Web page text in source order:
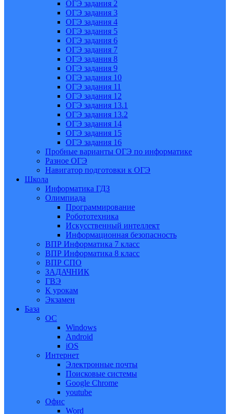
ОГЭ задания 2
ОГЭ задания 3
ОГЭ задания 4
ОГЭ задания 5
ОГЭ задания 6
ОГЭ задания 7
ОГЭ задания 8
ОГЭ задания 9
ОГЭ задания 10
ОГЭ задания 11
ОГЭ задания 12
ОГЭ задания 13.1
ОГЭ задания 13.2
ОГЭ задания 14
ОГЭ задания 15
ОГЭ задания 16
Пробные варианты ОГЭ по информатике
Разное ОГЭ
Навигатор подготовки к ОГЭ
Школа
Информатика ГДЗ
Олимпиада
Программирование
Робототехника
Искусственный интеллект
Информационная безопасность
ВПР Информатика 7 класс
ВПР Информатика 8 класс
ВПР СПО
ЗАДАЧНИК
ГВЭ
К урокам
Экзамен
База
ОС
Windows
Android
iOS
Интернет
Электронные почты
Поисковые системы
Google Chrome
youtube
Офис
Word